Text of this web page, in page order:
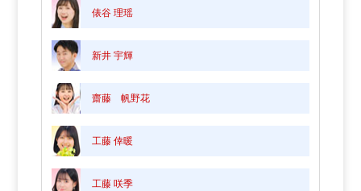
俵谷 理瑶
新井 宇輝
齋藤 帆野花
工藤 倖暖
工藤 咲季